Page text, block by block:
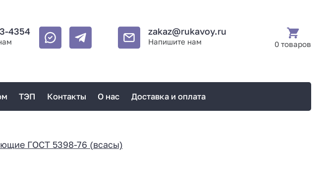
4354 zakaz@rukavoy.ru
Напишите нам 0 товаров
ТЭП Контакты О нас Доставка и оплата
ГОСТ 5398-76 (всасы)